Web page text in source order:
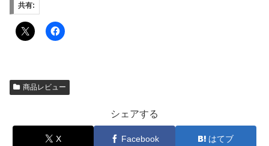
共有:
商品レビュー
シェアする
X Facebook はてブ